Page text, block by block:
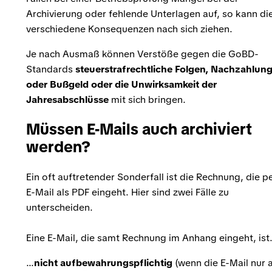
Archivierung oder fehlende Unterlagen auf, so kann
verschiedene Konsequenzen nach sich ziehen.
Je nach Ausmaß können Verstöße gegen die GoBD-
Standards steuerstrafrechtliche Folgen,
oder Bußgeld oder die Unwirksamkeit der
Jahresabschlüsse mit sich bringen.
Müssen E-Mails auch archiviert
werden?
Ein oft auftretender Sonderfall ist die Rechnung, die
E-Mail als PDF eingeht. Hier sind zwei Fälle zu
unterscheiden.
Eine E-Mail, die samt Rechnung im Anhang eingeht,
...nicht aufbewahrungspflichtig (wenn die E-Mail nur